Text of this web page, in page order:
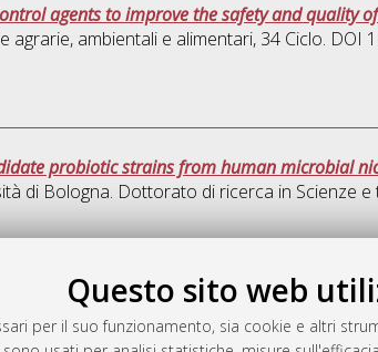
Questo sito web
per il suo funzionamento, sia cookie e altri
agents to improve the safety and quality
agrarie, ambientali e alimentari, 34 Ciclo. DOI
probiotic strains from human microbial
di Bologna. Dottorato di ricerca in Scienze
Dottorato